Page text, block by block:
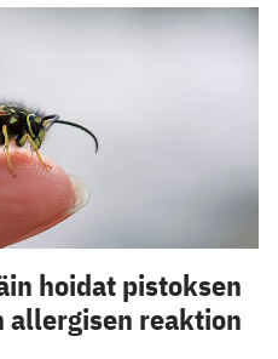
hoidat pistoksen
allergisen reaktion